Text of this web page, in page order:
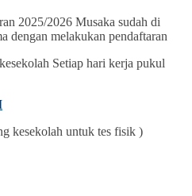
2025/2026 Musaka sudah di
dengan melakukan pendaftaran
Setiap hari kerja pukul
kesekolah untuk tes fisik )